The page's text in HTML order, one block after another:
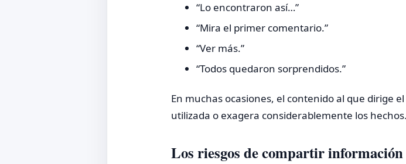
“Lo encontraron así…”
“Mira el primer comentario.”
“Ver más.”
“Todos quedaron sorprendidos.”
En muchas ocasiones, el contenido al que dirige
utilizada o exagera considerablemente los hechos.
Los riesgos de compartir